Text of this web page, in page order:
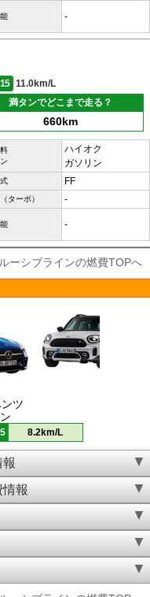
-
11.0km/L
満タンでどこまで走る？
660km
ハイオク
ガソリン
FF
ターボ） -
-
ーシブラインの燃費TOPへ
ツ
8.2km/L
報